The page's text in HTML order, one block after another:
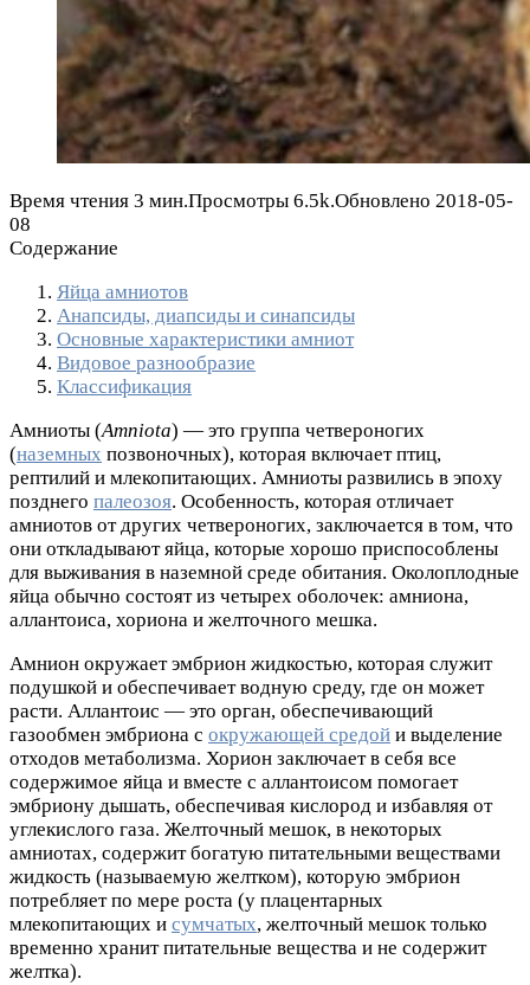
Время чтения 3 мин.Просмотры 6.5k.Обновлено 2018-05-
08
Содержание
Яйца амниотов
Анапсиды, диапсиды и синапсиды
Основные характеристики амниот
Видовое разнообразие
Классификация
Амниоты (Amniota) — это группа четвероногих
(наземных позвоночных), которая включает птиц,
рептилий и млекопитающих. Амниоты развились в эпоху
позднего палеозоя. Особенность, которая отличает
амниотов от других четвероногих, заключается в том, что
они откладывают яйца, которые хорошо приспособлены
для выживания в наземной среде обитания. Околоплодные
яйца обычно состоят из четырех оболочек: амниона,
аллантоиса, хориона и желточного мешка.
Амнион окружает эмбрион жидкостью, которая служит
подушкой и обеспечивает водную среду, где он может
расти. Аллантоис — это орган, обеспечивающий
газообмен эмбриона с окружающей средой и выделение
отходов метаболизма. Хорион заключает в себя все
содержимое яйца и вместе с аллантоисом помогает
эмбриону дышать, обеспечивая кислород и избавляя от
углекислого газа. Желточный мешок, в некоторых
амниотах, содержит богатую питательными веществами
жидкость (называемую желтком), которую эмбрион
потребляет по мере роста (у плацентарных
млекопитающих и сумчатых, желточный мешок только
временно хранит питательные вещества и не содержит
желтка).